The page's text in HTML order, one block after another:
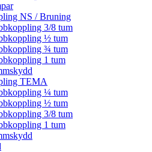
NS / Bruning
3/8 tum
½ tum
¾ tum
1 tum
TEMA
¼ tum
½ tum
3/8 tum
1 tum